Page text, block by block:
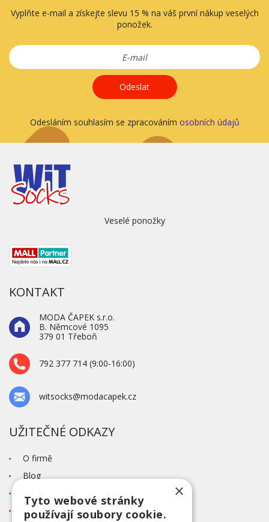
Vyplňte e-mail a získejte slevu 15 % na váš první nákup veselých
ponožek.
Odeslat
Odesláním souhlasím se zpracováním osobních údajů
Veselé ponožky
KONTAKT
MODA ČAPEK s.r.o.
B. Němcové 1095
379 01 Třeboň
792 377 714 (9:00-16:00)
witsocks@modacapek.cz
UŽITEČNÉ ODKAZY
O firmě
Blog
Tabulka velikostí
×
Tyto webové stránky
používají soubory cookie.